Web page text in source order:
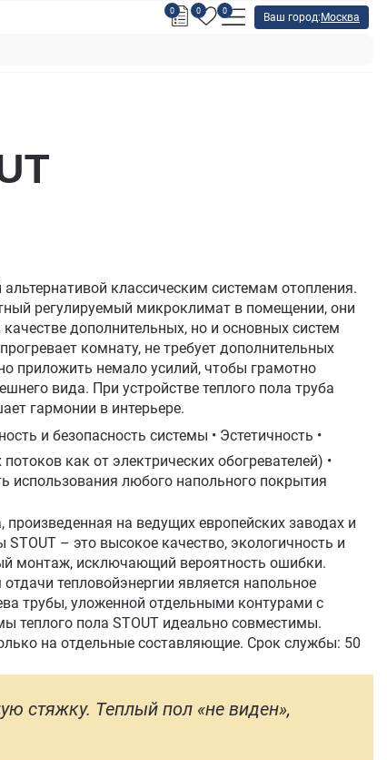
0 0 0
Ваш город: Москва
классическим системам отопления.
регулируемый микроклимат в помещении, они
дополнительных, но и основных систем
комнату, не требует дополнительных
приложить немало усилий, чтобы грамотно
вида. При устройстве теплого пола труба
гармонии в интерьере.
и безопасность системы • Эстетичность •
как от электрических обогревателей) •
использования любого напольного покрытия
на ведущих европейских заводах и
– это высокое качество, экологичность и
монтаж, исключающий вероятность ошибки.
тепловойэнергии является напольное
трубы, уложенной отдельными контурами с
теплого пола STOUT идеально совместимы.
на отдельные составляющие. Срок службы: 50
стяжку. Теплый пол «не виден»,